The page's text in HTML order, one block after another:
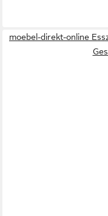
moebel-direkt-online